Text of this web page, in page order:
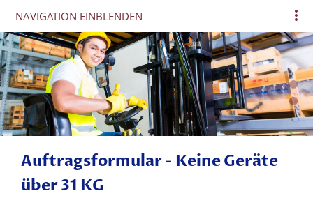
NAVIGATION EINBLENDEN
Auftragsformular - Keine Geräte
über 31 KG